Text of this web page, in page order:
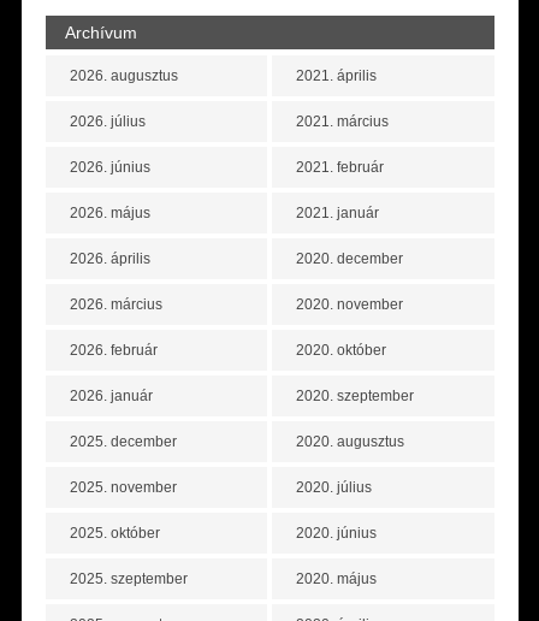
Archívum
2026. augusztus
2026. július
2026. június
2026. május
2026. április
2026. március
2026. február
2026. január
2025. december
2025. november
2025. október
2025. szeptember
2021. április
2021. március
2021. február
2021. január
2020. december
2020. november
2020. október
2020. szeptember
2020. augusztus
2020. július
2020. június
2020. május